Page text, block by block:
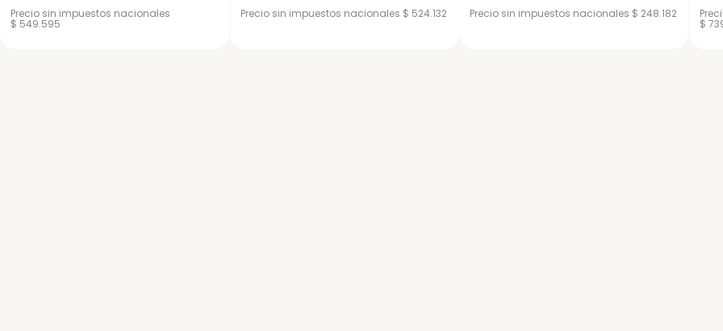
Precio sin impuestos nacionales
$ 549.595
Precio sin impuestos nacionales $ 524.132 Precio sin impuestos nacionales $ 248.182
$